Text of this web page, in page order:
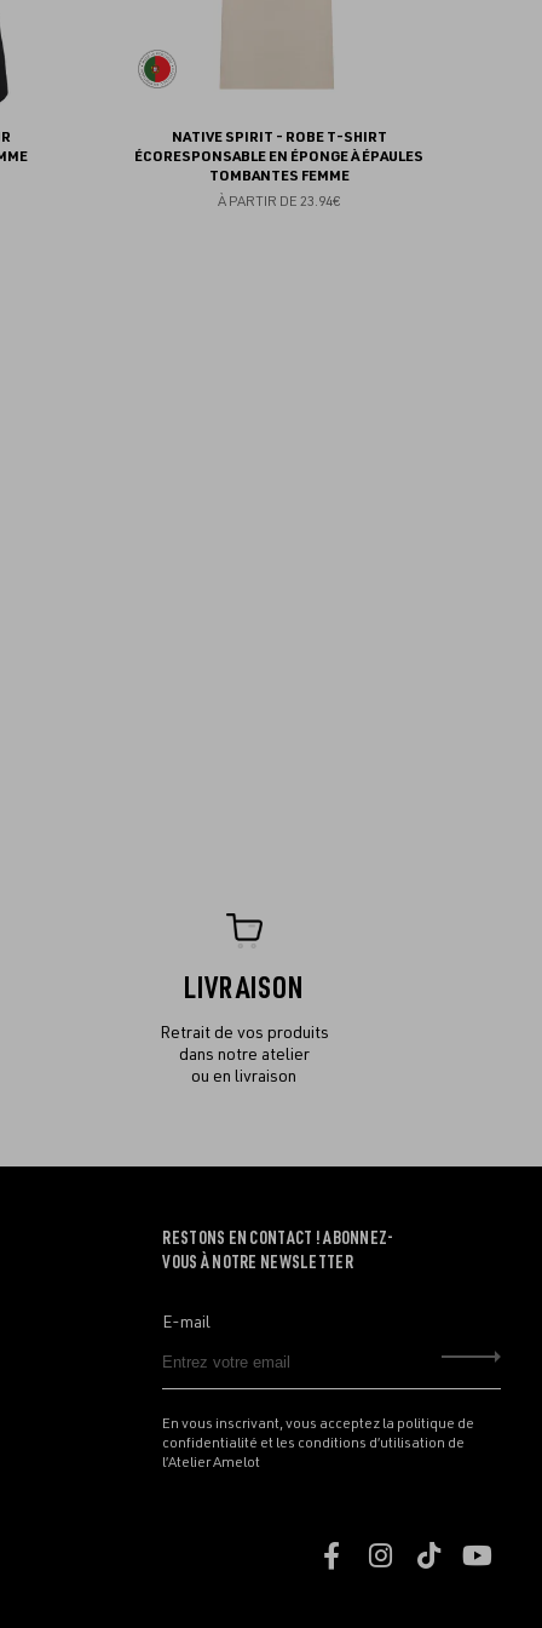
NATIVE SPIRIT - ROBE T-SHIRT
ÉCORESPONSABLE EN ÉPONGE À ÉPAULES
TOMBANTES FEMME
À PARTIR DE 23.94€
LIVRAISON
Retrait de vos produits
dans notre atelier
ou en livraison
RESTONS EN CONTACT ! ABONNEZ-
VOUS À NOTRE NEWSLETTER
E-mail
En vous inscrivant, vous acceptez la politique de
confidentialité et les conditions d’utilisation de
l’Atelier Amelot
Retrouvez
Retrouvez